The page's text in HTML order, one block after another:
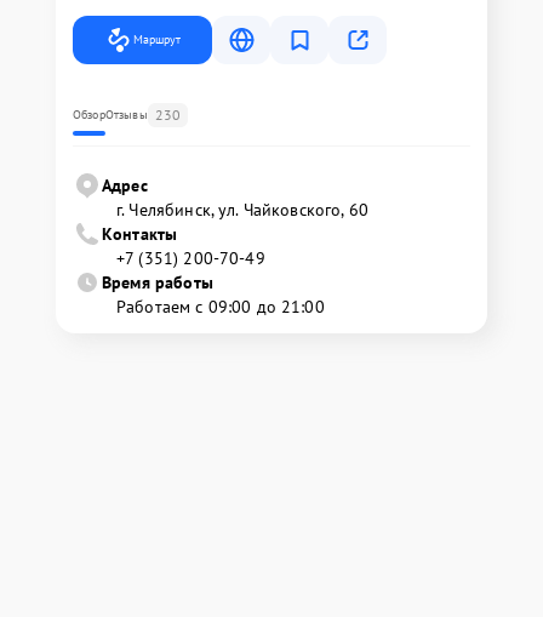
Маршрут
ОбзорОтзывы 230
Адрес
г. Челябинск, ул. Чайковского, 60
Контакты
+7 (351) 200-70-49
Время работы
Работаем с 09:00 до 21:00